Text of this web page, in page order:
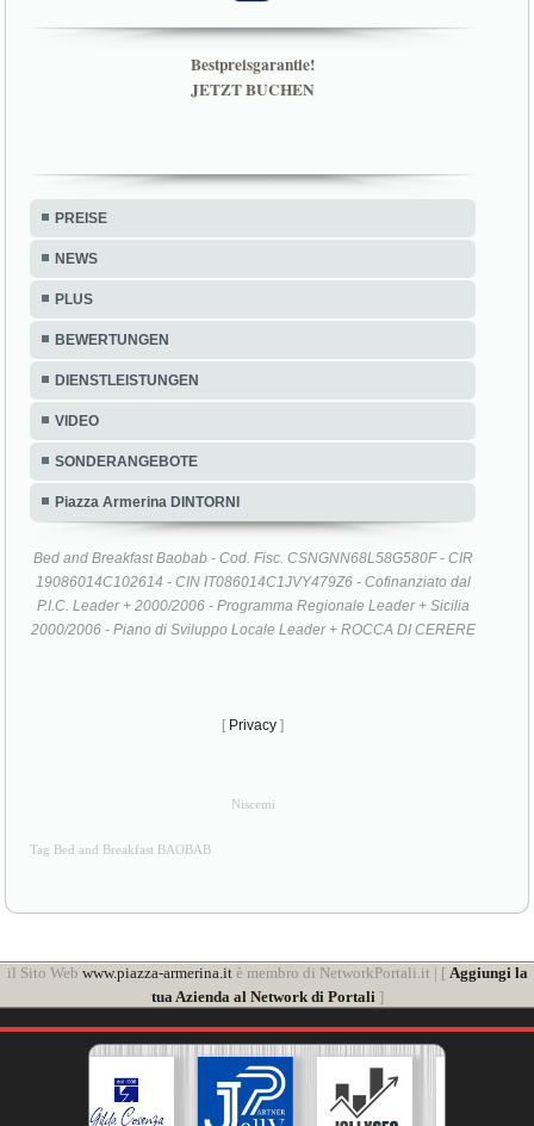
Bestpreisgarantie!
JETZT BUCHEN
PREISE
NEWS
PLUS
BEWERTUNGEN
DIENSTLEISTUNGEN
VIDEO
SONDERANGEBOTE
Piazza Armerina DINTORNI
Bed and Breakfast Baobab - Cod. Fisc. CSNGNN68L58G580F - CIR
19086014C102614 - CIN IT086014C1JVY479Z6 - Cofinanziato dal
P.I.C. Leader + 2000/2006 - Programma Regionale Leader + Sicilia
2000/2006 - Piano di Sviluppo Locale Leader + ROCCA DI CERERE
[ Privacy ]
Niscemi
Tag Bed and Breakfast BAOBAB
il Sito Web www.piazza-armerina.itè membro di NetworkPortali.it | [ Aggiungi la
tua Azienda al Network di Portali ]